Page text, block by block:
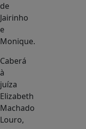
de
Jairinho
e
Monique.
Caberá
à
juíza
Elizabeth
Machado
Louro,